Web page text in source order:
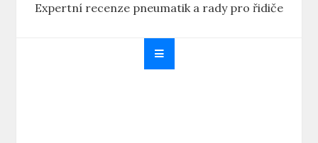
Expertní recenze pneumatik a rady pro řidiče